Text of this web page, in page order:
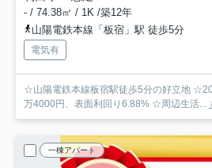
- / 74.38㎡ / 1K /築12年
山陽電鉄本線「板宿」駅 徒歩5分
電気有
☆山陽電鉄本線板宿駅徒歩5分の好立地
万4000円、表面利回り6.88% ☆周辺生活...
一棟アパート